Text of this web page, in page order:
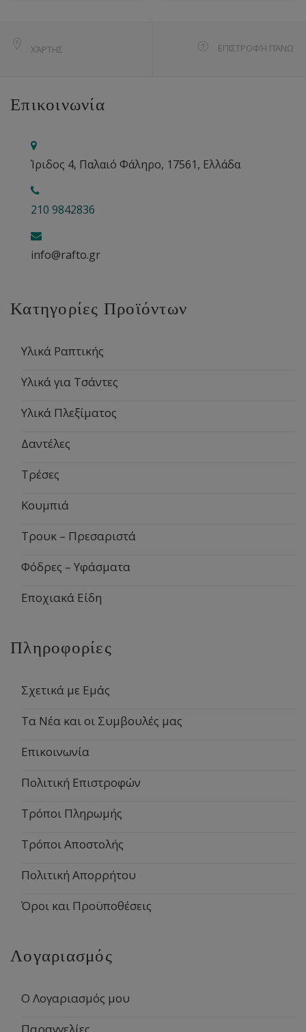
ΧΆΡΤΗΣ ΕΠΙΣΤΡΟΦΉ ΠΆΝΩ
Επικοινωνία
Ίριδος 4, Παλαιό Φάληρο, 17561, Ελλάδα
210 9842836
info@rafto.gr
Κατηγορίες Προϊόντων
Υλικά Ραπτικής
Υλικά για Τσάντες
Υλικά Πλεξίματος
Δαντέλες
Τρέσες
Κουμπιά
Τρουκ – Πρεσαριστά
Φόδρες – Υφάσματα
Εποχιακά Είδη
Πληροφορίες
Σχετικά με Εμάς
Τα Νέα και οι Συμβουλές μας
Επικοινωνία
Πολιτική Επιστροφών
Τρόποι Πληρωμής
Τρόποι Αποστολής
Πολιτική Απορρήτου
Όροι και Προϋποθέσεις
Λογαριασμός
Ο Λογαριασμός μου
Παραγγελίες